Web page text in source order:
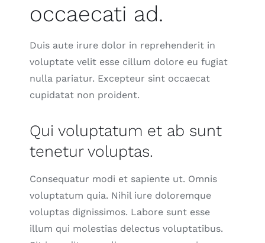
occaecati ad.
Duis aute irure dolor in reprehenderit in
voluptate velit esse cillum dolore eu fugiat
nulla pariatur. Excepteur sint occaecat
cupidatat non proident.
Qui voluptatum et ab sunt
tenetur voluptas.
Consequatur modi et sapiente ut. Omnis
voluptatum quia. Nihil iure doloremque
voluptas dignissimos. Labore sunt esse
illum qui molestias delectus voluptatibus.